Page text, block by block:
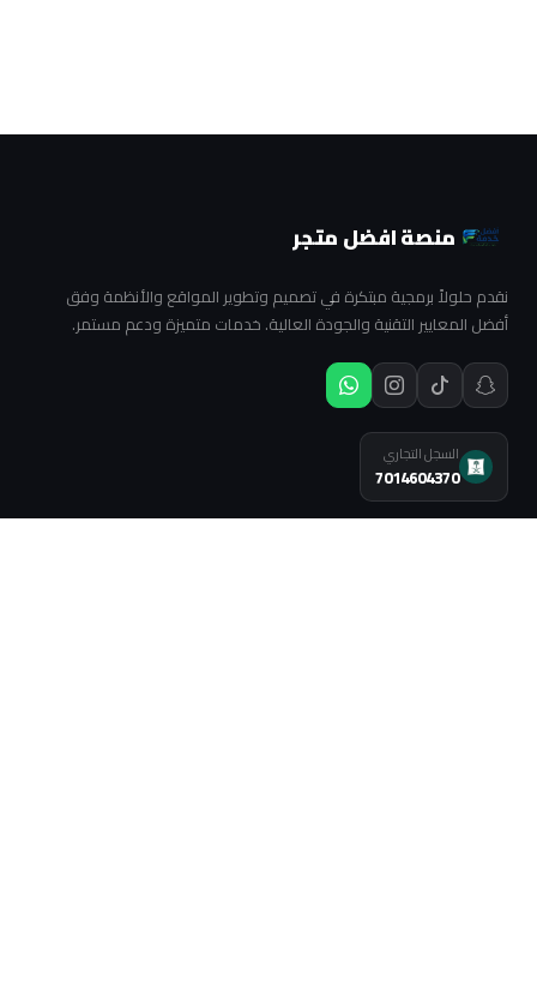
منصة افضل متجر
نقدم حلولاً برمجية مبتكرة في تصميم وتطوير المواقع والأنظمة وفق
أفضل المعايير التقنية والجودة العالية. خدمات متميزة ودعم مستمر.
السجل التجاري
7014604370